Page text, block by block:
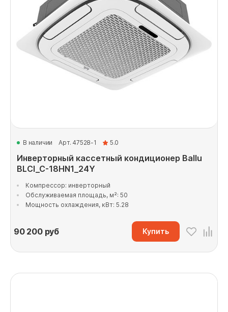
В наличии Арт. 47528-1 5.0
Инверторный кассетный кондиционер Ballu
BLCI_C-18HN1_24Y
Компрессор: инверторный
Обслуживаемая площадь, м²: 50
Мощность охлаждения, кВт: 5.28
90 200руб Купить